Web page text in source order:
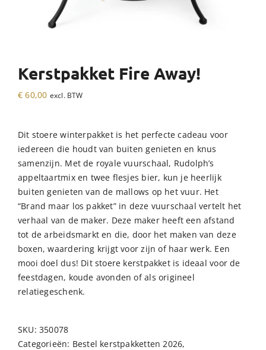
Kerstpakket Fire Away!
€ 60,00 excl. BTW
Dit stoere winterpakket is het perfecte cadeau voor
iedereen die houdt van buiten genieten en knus
samenzijn. Met de royale vuurschaal, Rudolph’s
appeltaartmix en twee flesjes bier, kun je heerlijk
buiten genieten van de mallows op het vuur. Het
“Brand maar los pakket” in deze vuurschaal vertelt het
verhaal van de maker. Deze maker heeft een afstand
tot de arbeidsmarkt en die, door het maken van deze
boxen, waardering krijgt voor zijn of haar werk. Een
mooi doel dus! Dit stoere kerstpakket is ideaal voor de
feestdagen, koude avonden of als origineel
relatiegeschenk.
SKU:350078
Categorieën: Bestel kerstpakketten 2026,